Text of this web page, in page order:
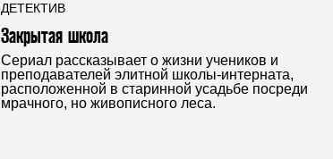
ДЕТЕКТИВ
Закрытая школа
Сериал рассказывает о жизни учеников и
преподавателей элитной школы-интерната,
расположенной в старинной усадьбе посреди
мрачного, но живописного леса.